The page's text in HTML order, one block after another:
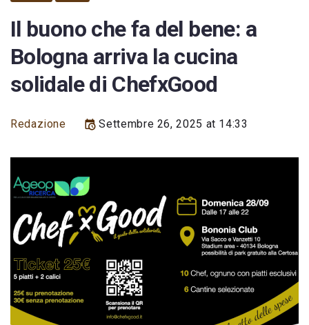
Il buono che fa del bene: a
Bologna arriva la cucina
solidale di ChefxGood
Redazione Settembre 26, 2025 at 14:33